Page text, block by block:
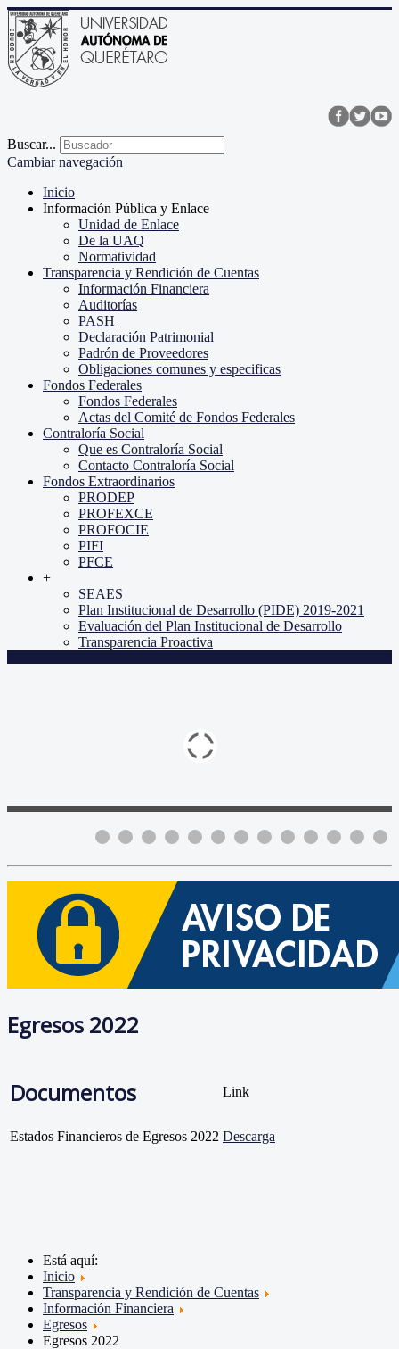
Buscar...
Cambiar navegación
Inicio
Información Pública y Enlace
Unidad de Enlace
De la UAQ
Normatividad
Transparencia y Rendición de Cuentas
Información Financiera
Auditorías
PASH
Declaración Patrimonial
Padrón de Proveedores
Obligaciones comunes y especificas
Fondos Federales
Fondos Federales
Actas del Comité de Fondos Federales
Contraloría Social
Que es Contraloría Social
Contacto Contraloría Social
Fondos Extraordinarios
PRODEP
PROFEXCE
PROFOCIE
PIFI
PFCE
+
SEAES
Plan Institucional de Desarrollo (PIDE) 2019-2021
Evaluación del Plan Institucional de Desarrollo
Transparencia Proactiva
Egresos 2022
Documentos Link
Estados Financieros de Egresos 2022 Descarga
Está aquí:
Inicio
Transparencia y Rendición de Cuentas
Información Financiera
Egresos
Egresos 2022